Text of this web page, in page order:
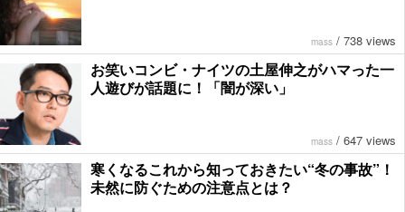
mass / 738 views
お笑いコンビ・ナイツの土屋伸之がハマった一
人遊びが話題に！「闇が深い」
mass / 647 views
寒くなるこれから知っておきたい“冬の事故”！
未然に防ぐための注意点とは？